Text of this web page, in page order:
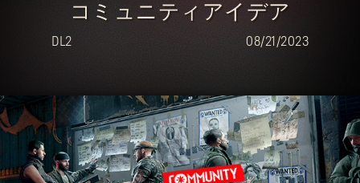
コミュニティアイデア
DL2 08/21/2023